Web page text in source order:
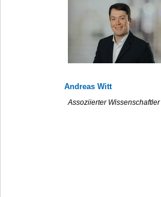
Andreas Witt
Assoziierter Wissenschaftler